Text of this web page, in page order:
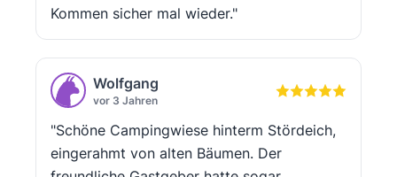
Kommen sicher mal wieder."
Wolfgang
vor 3 Jahren
"Schöne Campingwiese hinterm Stördeich,
eingerahmt von alten Bäumen. Der